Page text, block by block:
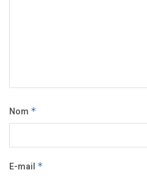
Nom *
E-mail *